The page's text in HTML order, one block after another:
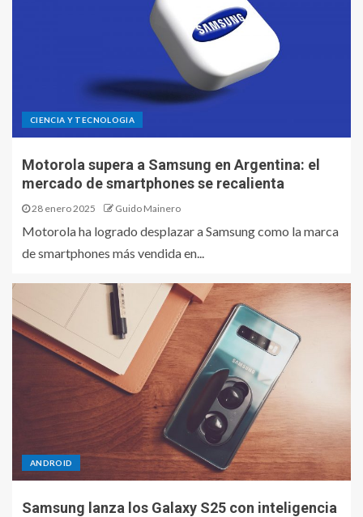
CIENCIA Y TECNOLOGIA
Motorola supera a Samsung en Argentina: el
mercado de smartphones se recalienta
28 enero 2025 Guido Mainero
Motorola ha logrado desplazar a Samsung como la marca
de smartphones más vendida en...
ANDROID
Samsung lanza los Galaxy S25 con inteligencia